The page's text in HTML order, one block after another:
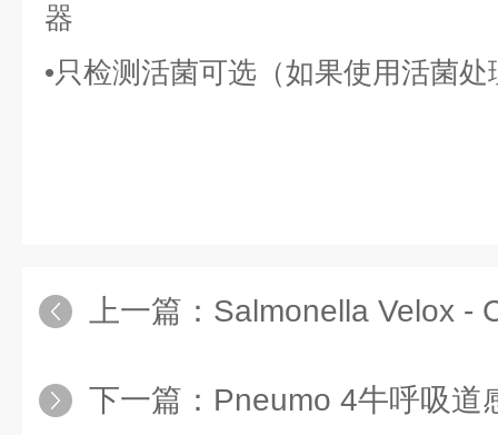
器
•只检测活菌可选（如果使用活菌
上一篇： Salmonella Velox - Cocoa可
下一篇： Pneumo 4牛呼吸道